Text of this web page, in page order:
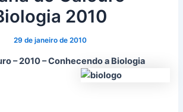
2010
29 de janeiro de 2010
– 2010 – Conhecendo a Biologia